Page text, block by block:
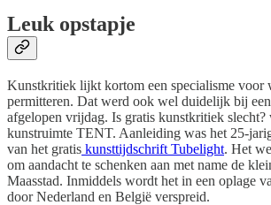
Leuk opstapje
Kunstkritiek lijkt kortom een specialisme voor
permitteren. Dat werd ook wel duidelijk bij
afgelopen vrijdag. Is gratis kunstkritiek slecht?
kunstruimte TENT. Aanleiding was het 25-
van het gratis kunsttijdschrift Tubelight. Het
om aandacht te schenken aan met name de
Maasstad. Inmiddels wordt het in een oplage
door Nederland en België verspreid.